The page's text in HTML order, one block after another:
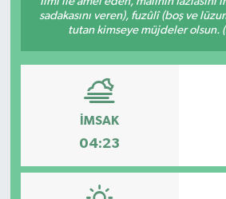
sadakasını veren), fuzûlî (boş ve
tutan kimseye müjdeler olsun.
İMSAK
04:23
DÜNYA
Dursunbey
EĞİTİM
EKONOMİ